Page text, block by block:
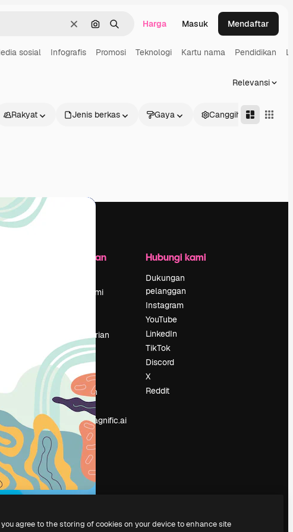
JernihPencarian berdasarkan gambar
MencariHarga Masuk Mendaftar
sosial Infografis Promosi Teknologi Kartu nama Pendidikan
Relevansi
Rakyat Jenis berkas Gaya Canggih
Perusahaan
Tentang kami
Tren pencarian
Blog
Acara
Slidesgo
Jual konten
Ruang pers
Mencari magnific.ai
Hubungi kami
Dukungan
pelanggan
Instagram
YouTube
LinkedIn
TikTok
Discord
X
Reddit
agree to the storing of cookies on your device to enhance site